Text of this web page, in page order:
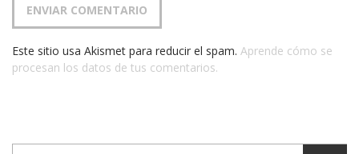
Este sitio usa Akismet para reducir el spam. Aprende cómo se
procesan los datos de tus comentarios.